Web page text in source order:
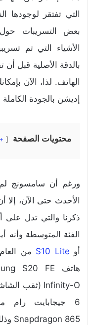
التي تفتقر لوجودها
بعض التسريبات
بالدقة الأصلية قبل
إديشن بالجودة
محتويات الصفحة +
ورغم أن سامسونج لم
الأحدث حتى الآن،
ذكرنا والتي تدل
أو S10 Lite من
6 جيجابايت رام
Snapdragon 865 وذلك بجانب دعم ترددات شبكات 5G.